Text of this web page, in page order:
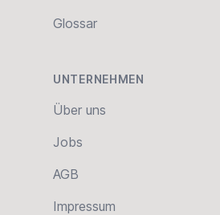
Glossar
UNTERNEHMEN
Über uns
Jobs
AGB
Impressum